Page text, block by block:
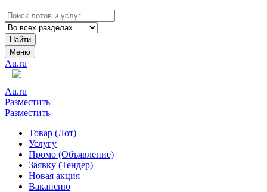
Найти
Меню
Au.ru
Au.ru
Разместить
Разместить
Товар (Лот)
Услугу
Промо (Объявление)
Заявку (Тендер)
Новая акция
Вакансию